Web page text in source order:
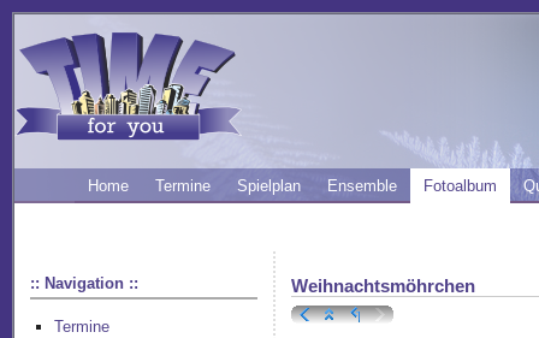
Home Termine Spielplan Ensemble Fotoalbum
:: Navigation ::
Termine
Weihnachtsmöhrchen